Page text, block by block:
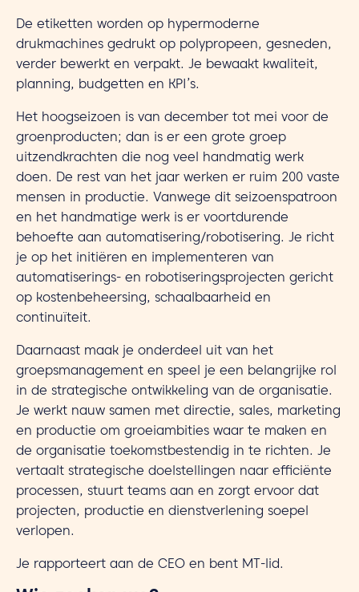
De etiketten worden op hypermoderne
drukmachines gedrukt op polypropeen, gesneden,
verder bewerkt en verpakt. Je bewaakt kwaliteit,
planning, budgetten en KPI’s.
Het hoogseizoen is van december tot mei voor de
groenproducten; dan is er een grote groep
uitzendkrachten die nog veel handmatig werk
doen. De rest van het jaar werken er ruim 200 vaste
mensen in productie. Vanwege dit seizoenspatroon
en het handmatige werk is er voortdurende
behoefte aan automatisering/robotisering. Je richt
je op het initiëren en implementeren van
automatiserings- en robotiseringsprojecten gericht
op kostenbeheersing, schaalbaarheid en
continuïteit.
Daarnaast maak je onderdeel uit van het
groepsmanagement en speel je een belangrijke rol
in de strategische ontwikkeling van de organisatie.
Je werkt nauw samen met directie, sales, marketing
en productie om groeiambities waar te maken en
de organisatie toekomstbestendig in te richten. Je
vertaalt strategische doelstellingen naar efficiënte
processen, stuurt teams aan en zorgt ervoor dat
projecten, productie en dienstverlening soepel
verlopen.
Je rapporteert aan de CEO en bent MT-lid.